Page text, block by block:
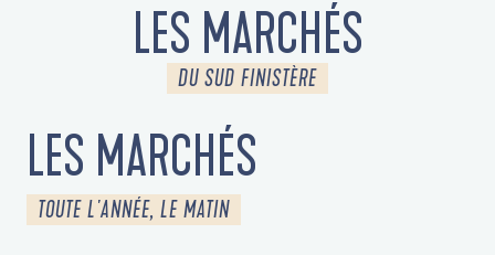
LES MARCHÉS
DU SUD FINISTÈRE
LES MARCHÉS
TOUTE L'ANNÉE, LE MATIN